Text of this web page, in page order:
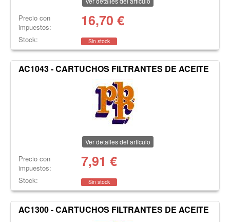
Precio con
impuestos:
16,70 €
Stock: Sin stock
AC1043 - CARTUCHOS FILTRANTES DE ACEITE
Ver detalles del artículo
Precio con
impuestos:
7,91 €
Stock: Sin stock
AC1300 - CARTUCHOS FILTRANTES DE ACEITE